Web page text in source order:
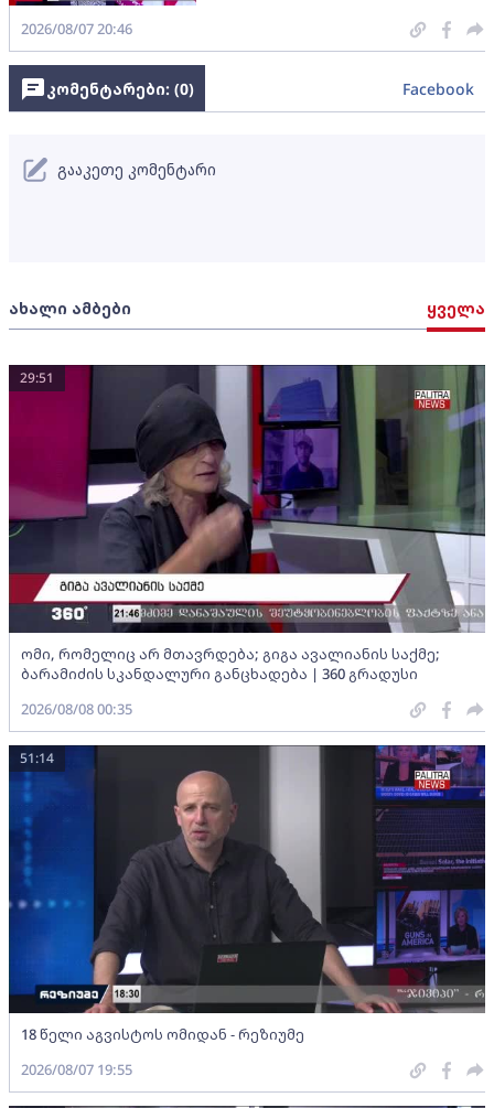
2026/08/07 20:46
ახალი ამბები ყველა
ომი, რომელიც არ მთავრდება; გიგა ავალიანის საქმე;
ბარამიძის სკანდალური განცხადება | 360 გრადუსი
29:51
2026/08/08 00:35
18 წელი აგვისტოს ომიდან - რეზიუმე
51:14
2026/08/07 19:55
კომენტარები: (0) Facebook
გააკეთე კომენტარი